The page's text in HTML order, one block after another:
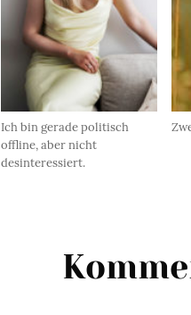
Ich bin gerade politisch
offline, aber nicht
desinteressiert.